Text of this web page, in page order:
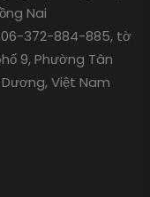
Nai
372-884-885, tờ
9, Phường Tân
Việt Nam